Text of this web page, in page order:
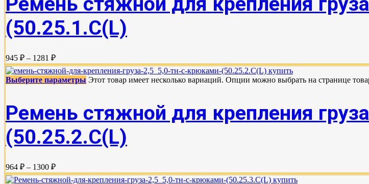
(50.25.1.С(L)
945 ₽ – 1281 ₽
Выберите параметры Этот товар имеет несколько вариаций. Опции можно выбрать на странице
Ремень стяжной для крепления
(50.25.2.C(L)
964 ₽ – 1300 ₽